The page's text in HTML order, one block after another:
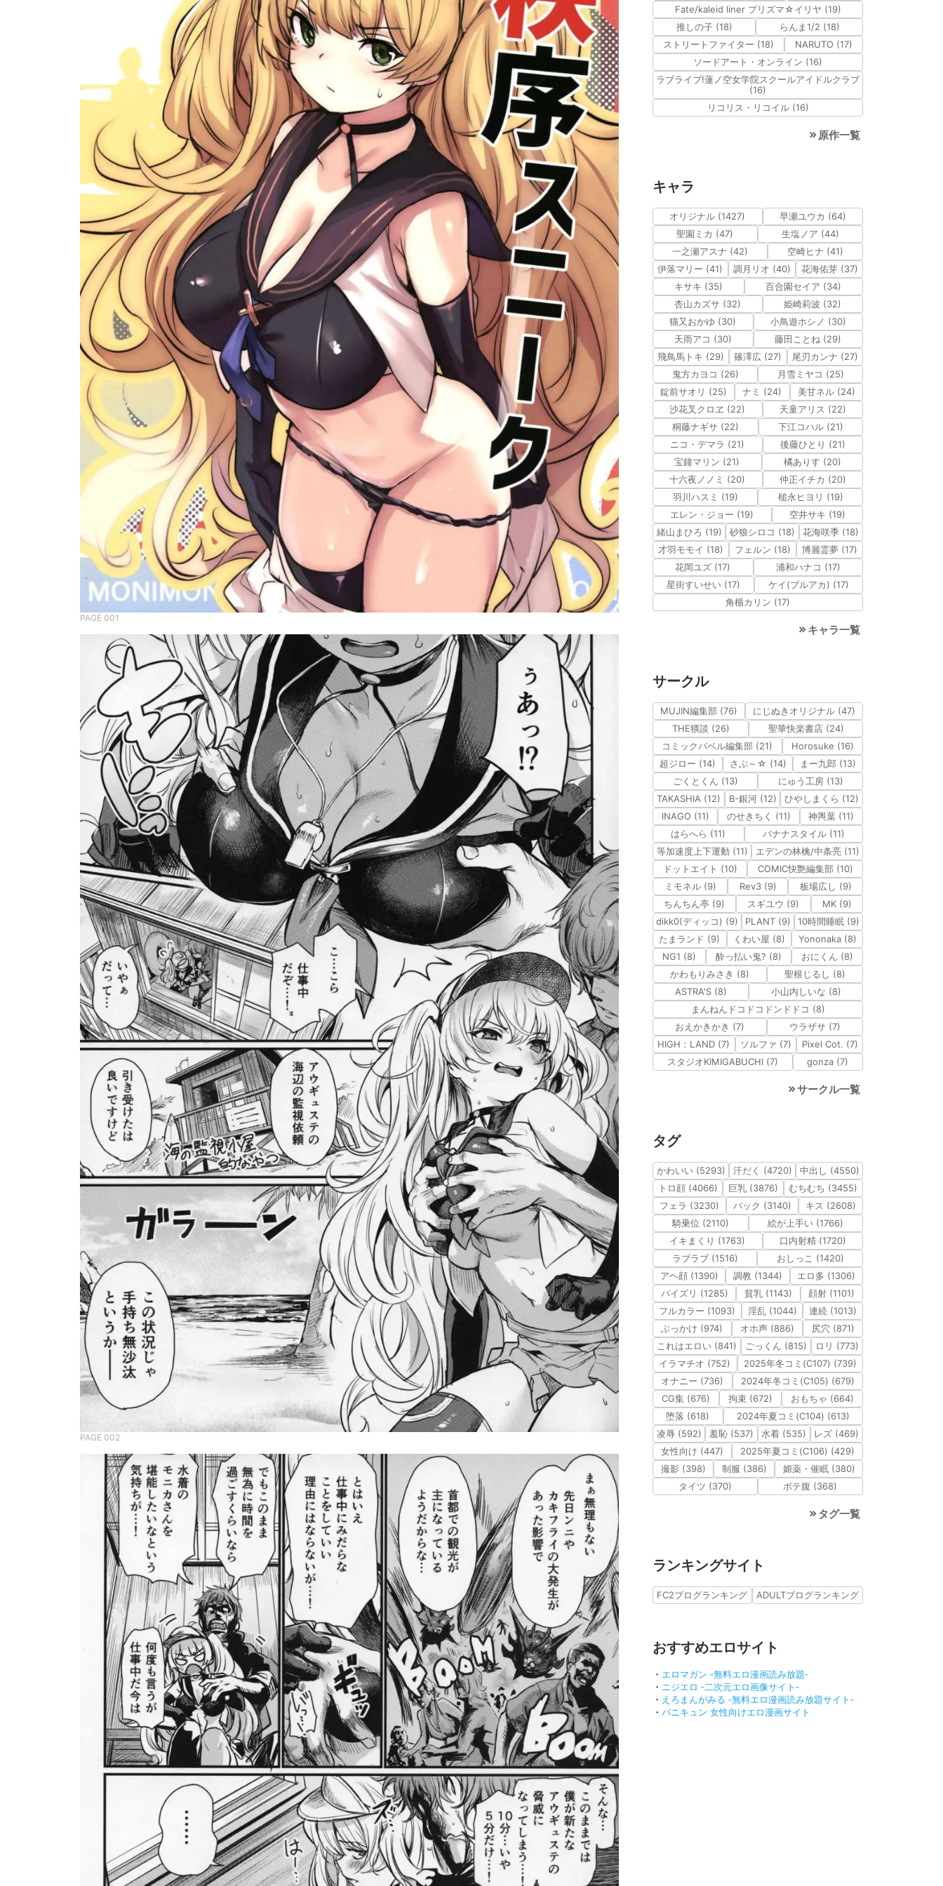
PAGE 001
PAGE 002
Fate/kaleid liner プリズマ☆イリヤ (19)
推しの子 (18)
らんま1/2 (18)
ストリートファイター (18)
NARUTO (17)
ソードアート・オンライン (16)
ラブライブ!蓮ノ空女学院スクールアイドルクラブ
(16)
リコリス・リコイル (16)
原作一覧
キャラ
オリジナル (1427)
早瀬ユウカ (64)
聖園ミカ (47)
生塩ノア (44)
一之瀬アスナ (42)
空崎ヒナ (41)
伊落マリー (41)
調月リオ (40)
花海佑芽 (37)
キサキ (35)
百合園セイア (34)
杏山カズサ (32)
姫崎莉波 (32)
猫又おかゆ (30)
小鳥遊ホシノ (30)
天雨アコ (30)
藤田ことね (29)
飛鳥馬トキ (29)
篠澤広 (27)
尾刃カンナ (27)
鬼方カヨコ (26)
月雪ミヤコ (25)
錠前サオリ (25)
ナミ (24)
美甘ネル (24)
沙花叉クロヱ (22)
天童アリス (22)
桐藤ナギサ (22)
下江コハル (21)
ニコ・デマラ (21)
後藤ひとり (21)
宝鐘マリン (21)
橘ありす (20)
十六夜ノノミ (20)
仲正イチカ (20)
羽川ハスミ (19)
槌永ヒヨリ (19)
エレン・ジョー (19)
空井サキ (19)
緒山まひろ (19)
砂狼シロコ (18)
花海咲季 (18)
才羽モモイ (18)
フェルン (18)
博麗霊夢 (17)
花岡ユズ (17)
浦和ハナコ (17)
星街すいせい (17)
ケイ(ブルアカ) (17)
角楯カリン (17)
キャラ一覧
サークル
MUJIN編集部 (76)
にじぬきオリジナル (47)
THE猥談 (26)
聖華快楽書店 (24)
コミックバベル編集部 (21)
Horosuke (16)
超ジロー (14)
さぶ～☆ (14)
まー九郎 (13)
ごくとくん (13)
にゅう工房 (13)
TAKASHIA (12)
B-銀河 (12)
ひやしまくら (12)
INAGO (11)
のせきちく (11)
神輿葉 (11)
はらへら (11)
バナナスタイル (11)
等加速度上下運動 (11)
エデンの林檎/中条亮 (11)
ドットエイト (10)
COMIC快艶編集部 (10)
ミモネル (9)
Rev3 (9)
板場広し (9)
ちんちん亭 (9)
スギユウ (9)
MK (9)
dikk0(ディッコ) (9)
PLANT (9)
10時間睡眠 (9)
たまランド (9)
くわい屋 (8)
Yononaka (8)
NG1 (8)
酔っ払い鬼? (8)
おにくん (8)
かわもりみさき (8)
聖根じるし (8)
ASTRA'S (8)
小山内しいな (8)
まんねんドコドコドンドドコ (8)
おえかきかき (7)
ウラザサ (7)
HIGH：LAND (7)
ソルファ (7)
Pixel Cot. (7)
スタジオKIMIGABUCHI (7)
gonza (7)
サークル一覧
タグ
かわいい (5293) 汗だく (4720)
中出し (4550)
トロ顔 (4066)
巨乳 (3876)
むちむち (3455)
フェラ (3230)
バック (3140)
キス (2608)
騎乗位 (2110)
絵が上手い (1766)
イキまくり (1763)
口内射精 (1720)
ラブラブ (1516)
おしっこ (1420)
アヘ顔 (1390)
調教 (1344)
エロ多 (1306)
パイズリ (1285)
貧乳 (1143)
顔射 (1101)
フルカラー (1093)
淫乱 (1044)
連続 (1013)
ぶっかけ (974)
オホ声 (886)
尻穴 (871)
これはエロい (841)
ごっくん (815)
ロリ (773)
イラマチオ (752)
2025年冬コミ(C107) (739)
オナニー (736)
2024年冬コミ(C105) (679)
CG集 (676)
拘束 (672)
おもちゃ (664)
堕落 (618)
2024年夏コミ(C104) (613)
凌辱 (592)
羞恥 (537) 水着 (535)
レズ (469)
女性向け (447)
2025年夏コミ(C106) (429)
撮影 (398)
制服 (386)
媚薬・催眠 (380)
タイツ (370)
ボテ腹 (368)
タグ一覧
ランキングサイト
FC2ブログランキング ADULTブログランキング
おすすめエロサイト
・ エロマガン ‐無料エロ漫画読み放題‐
・ ニジエロ ‐二次元エロ画像サイト‐
・ えろまんがみる ‐無料エロ漫画読み放題サイト‐
・ バニキュン 女性向けエロ漫画サイト